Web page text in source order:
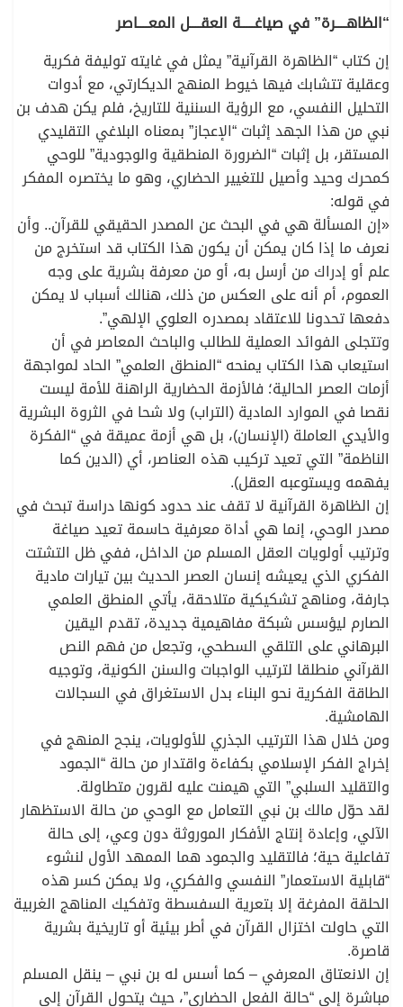
“الظاهــــرة” في صياغـــــة العقــــل المعــــاصر
إن كتاب “الظاهرة القرآنية” يمثل في غايته توليفة فكرية
وعقلية تتشابك فيها خيوط المنهج الديكارتي، مع أدوات
التحليل النفسي، مع الرؤية السننية للتاريخ، فلم يكن هدف بن
نبي من هذا الجهد إثبات “الإعجاز” بمعناه البلاغي التقليدي
المستقر، بل إثبات “الضرورة المنطقية والوجودية” للوحي
كمحرك وحيد وأصيل للتغيير الحضاري، وهو ما يختصره المفكر
في قوله:
«إن المسألة هي في البحث عن المصدر الحقيقي للقرآن.. وأن
نعرف ما إذا كان يمكن أن يكون هذا الكتاب قد استخرج من
علم أو إدراك من أرسل به، أو من معرفة بشرية على وجه
العموم، أم أنه على العكس من ذلك، هنالك أسباب لا يمكن
دفعها تحدونا للاعتقاد بمصدره العلوي الإلهي”.
وتتجلى الفوائد العملية للطالب والباحث المعاصر في أن
استيعاب هذا الكتاب يمنحه “المنطق العلمي” الحاد لمواجهة
أزمات العصر الحالية؛ فالأزمة الحضارية الراهنة للأمة ليست
نقصا في الموارد المادية (التراب) ولا شحا في الثروة البشرية
والأيدي العاملة (الإنسان)، بل هي أزمة عميقة في “الفكرة
الناظمة” التي تعيد تركيب هذه العناصر، أي (الدين كما
يفهمه ويستوعبه العقل).
إن الظاهرة القرآنية لا تقف عند حدود كونها دراسة تبحث في
مصدر الوحي، إنما هي أداة معرفية حاسمة تعيد صياغة
وترتيب أولويات العقل المسلم من الداخل، ففي ظل التشتت
الفكري الذي يعيشه إنسان العصر الحديث بين تيارات مادية
جارفة، ومناهج تشكيكية متلاحقة، يأتي المنطق العلمي
الصارم ليؤسس شبكة مفاهيمية جديدة، تقدم اليقين
البرهاني على التلقي السطحي، وتجعل من فهم النص
القرآني منطلقا لترتيب الواجبات والسنن الكونية، وتوجيه
الطاقة الفكرية نحو البناء بدل الاستغراق في السجالات
الهامشية.
ومن خلال هذا الترتيب الجذري للأولويات، ينجح المنهج في
إخراج الفكر الإسلامي بكفاءة واقتدار من حالة “الجمود
والتقليد السلبي” التي هيمنت عليه لقرون متطاولة.
لقد حوّل مالك بن نبي التعامل مع الوحي من حالة الاستظهار
الآلي، وإعادة إنتاج الأفكار الموروثة دون وعي، إلى حالة
تفاعلية حية؛ فالتقليد والجمود هما الممهد الأول لنشوء
“قابلية الاستعمار” النفسي والفكري، ولا يمكن كسر هذه
الحلقة المفرغة إلا بتعرية السفسطة وتفكيك المناهج الغربية
التي حاولت اختزال القرآن في أطر بيئية أو تاريخية بشرية
قاصرة.
إن الانعتاق المعرفي – كما أسس له بن نبي – ينقل المسلم
مباشرة إلى “حالة الفعل الحضاري”، حيث يتحول القرآن إلى